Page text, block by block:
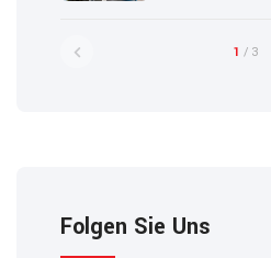
1 / 3
Folgen Sie Uns